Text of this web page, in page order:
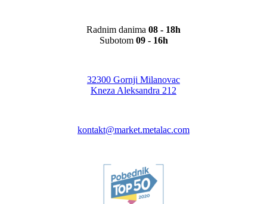
Radnim danima 08 - 18h
Subotom 09 - 16h
32300 Gornji Milanovac
Kneza Aleksandra 212
kontakt@market.metalac.com